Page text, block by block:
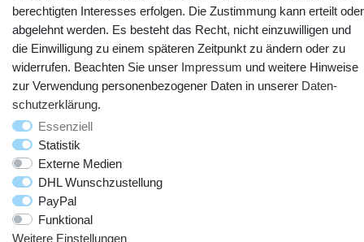
© Copyright 2025 webtotrade GmbH. Alle Rechte vorbehalten.
berechtigten Interesses erfolgen. Die Zustimmung kann erteilt oder
abgelehnt werden. Es besteht das Recht, nicht einzuwilligen und
die Einwilligung zu einem späteren Zeitpunkt zu ändern oder zu
widerrufen. Beachten Sie unser Impressum und weitere Hinweise
zur Verwendung personenbezogener Daten in unserer Daten­
schutz­erklärung.
Essenziell
Statistik
Externe Medien
DHL Wunschzustellung
PayPal
Funktional
Weitere Einstellungen